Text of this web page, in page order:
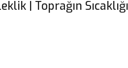
| Toprağın Sıcaklığı